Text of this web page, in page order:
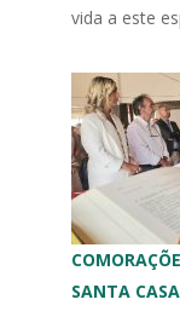
vida a este
SANTA